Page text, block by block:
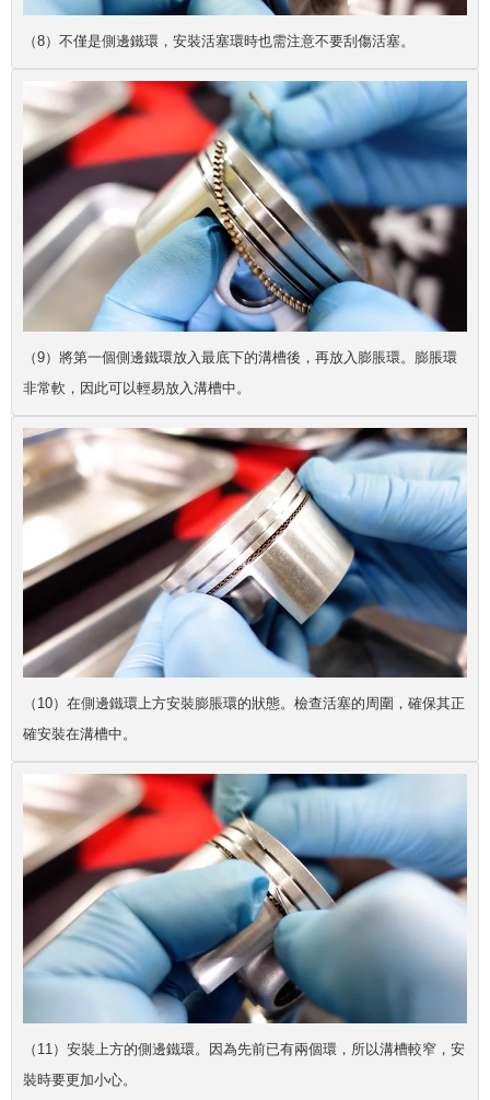
（8）不僅是側邊鐵環，安裝活塞環時也需注意不要刮傷活塞。
（9）將第一個側邊鐵環放入最底下的溝槽後，再放入膨脹環。膨脹環
非常軟，因此可以輕易放入溝槽中。
（10）在側邊鐵環上方安裝膨脹環的狀態。檢查活塞的周圍，確保其正
確安裝在溝槽中。
（11）安裝上方的側邊鐵環。因為先前已有兩個環，所以溝槽較窄，安
裝時要更加小心。